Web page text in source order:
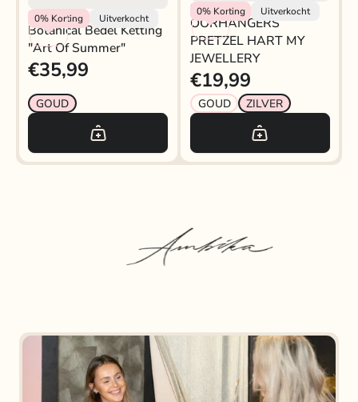
0% Korting Uitverkocht
My Jewellery
Botanical Bedel Ketting
"art Of Summer"
€35,99
GOUD
0%Korting Uitverkocht
My Jewellery
OORHANGERS
PRETZEL HART MY
JEWELLERY
€19,99
GOUD ZILVER